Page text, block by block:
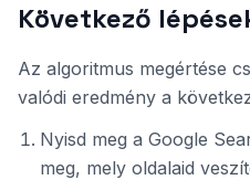
Következő
Az algoritmus megértése
valódi eredmény a
Nyisd meg a Google
meg, mely oldalaid